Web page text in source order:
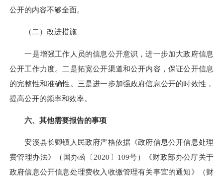
公开的内容不够全面。
（二）改进措施
一是增强工作人员的信息公开意识，进一步加大政府信息
公开工作力度。二是拓宽公开渠道和公开内容，保证公开信息
的完整性和准确性。三是进一步加强政府信息公开的时效性，
提高公开的频率和效率。
六、其他需要报告的事项
安溪县长卿镇人民政府严格依据《政府信息公开信息处理
费管理办法》（国办函〔2020〕109号）《财政部办公厅关于
政府信息公开信息处理费收入收缴管理有关事宜的通知》（财